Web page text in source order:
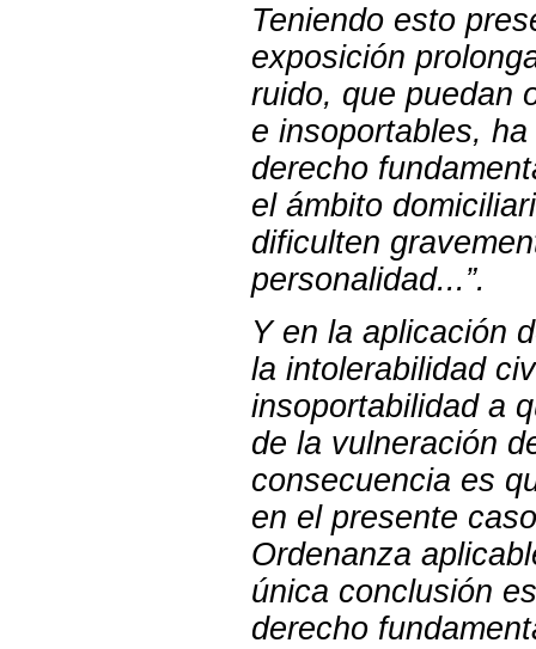
Teniendo esto
exposición
ruido, que puedan
e insoportables,
derecho
el ámbito
dificulten
personalidad...”.
Y en la aplicación
la intolerabilidad
insoportabilidad a
de la vulneración
consecuencia es
en el presente
Ordenanza
única conclusión
derecho